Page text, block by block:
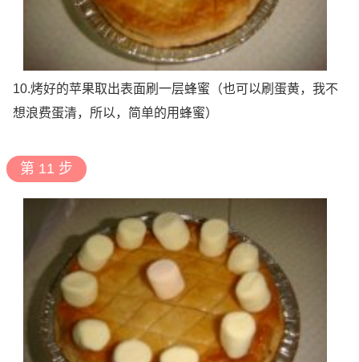
10.烤好的苹果取出表面刷一层蜂蜜（也可以刷蛋黄，我不
想浪费蛋清，所以，简单的用蜂蜜）
第 11 步